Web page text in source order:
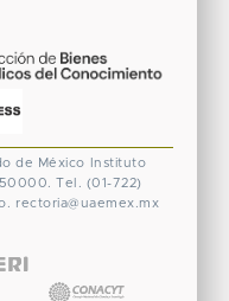
de México
Instituto
Tel. (01-722)
rectoria@uaemex.mx